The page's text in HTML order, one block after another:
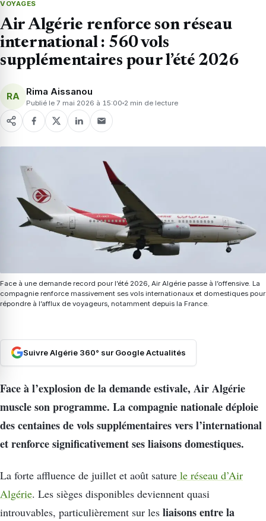
VOYAGES
Air Algérie renforce son réseau
international : 560 vols
supplémentaires pour l’été 2026
RA Rima Aissanou
Publié le 7 mai 2026 à 15:00 2 min de lecture
Face à une demande record pour l’été 2026, Air Algérie passe à l’offensive. La
compagnie renforce massivement ses vols internationaux et domestiques pour
répondre à l’afflux de voyageurs, notamment depuis la France.
Suivre Algérie 360° sur Google Actualités
Face à l’explosion de la demande estivale, Air Algérie
muscle son programme. La compagnie nationale déploie
des centaines de vols supplémentaires vers l’international
et renforce significativement ses liaisons domestiques.
La forte affluence de juillet et août sature le réseau d’Air
Algérie. Les sièges disponibles deviennent quasi
introuvables, particulièrement sur les liaisons entre la